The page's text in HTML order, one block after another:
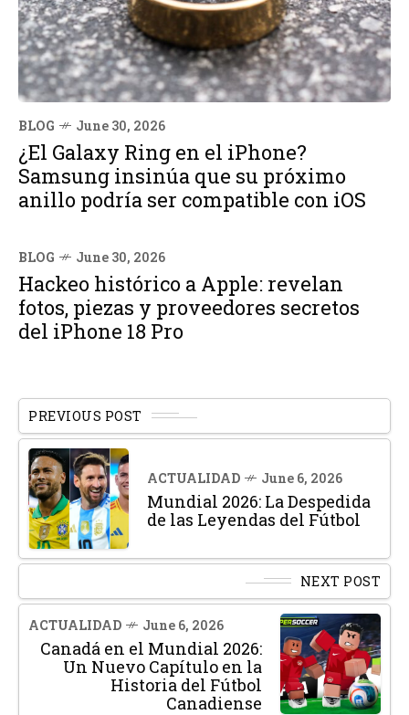
BLOG June 30, 2026
¿El Galaxy Ring en el iPhone?
Samsung insinúa que su próximo
anillo podría ser compatible con iOS
BLOG June 30, 2026
Hackeo histórico a Apple: revelan
fotos, piezas y proveedores secretos
del iPhone 18 Pro
PREVIOUS POST
ACTUALIDAD June 6, 2026
Mundial 2026: La Despedida
de las Leyendas del Fútbol
NEXT POST
ACTUALIDAD June 6, 2026
Canadá en el Mundial 2026:
Un Nuevo Capítulo en la
Historia del Fútbol
Canadiense